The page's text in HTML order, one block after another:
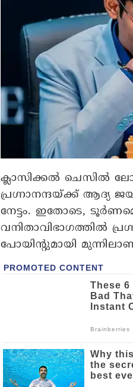
ക്ലാസിക്കൽ ചെസിൽ
പ്രഗ്നാനന്ദയ്ക്ക് ആദ്യ
നേട്ടം. ഇതോടെ,
വനിതാവിഭാഗത്തിൽ
പോയിന്റുമായി